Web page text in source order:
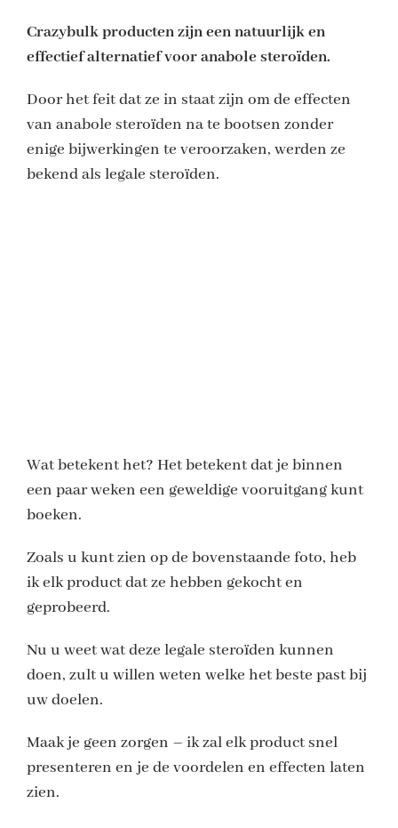
Crazybulk producten zijn een natuurlijk en
effectief alternatief voor anabole steroïden.
Door het feit dat ze in staat zijn om de effecten
van anabole steroïden na te bootsen zonder
enige bijwerkingen te veroorzaken, werden ze
bekend als legale steroïden.
Wat betekent het? Het betekent dat je binnen
een paar weken een geweldige vooruitgang kunt
boeken.
Zoals u kunt zien op de bovenstaande foto, heb
ik elk product dat ze hebben gekocht en
geprobeerd.
Nu u weet wat deze legale steroïden kunnen
doen, zult u willen weten welke het beste past bij
uw doelen.
Maak je geen zorgen – ik zal elk product snel
presenteren en je de voordelen en effecten laten
zien.